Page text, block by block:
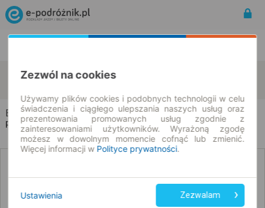
Bożepole Szlacheckie Pałubin
Bożepole Szlacheckie → Pałubin
Rozkład jazdy i bilety
Zezwól na cookies
Używamy plików cookies i podobnych technologii w celu
świadczenia i ciągłego ulepszania naszych usług oraz
prezentowania promowanych usług zgodnie z
zainteresowaniami użytkowników. Wyrażoną zgodę
możesz w dowolnym momencie cofnąć lub zmienić.
Więcej informacji w Polityce prywatności.
Ustawienia Zezwalam